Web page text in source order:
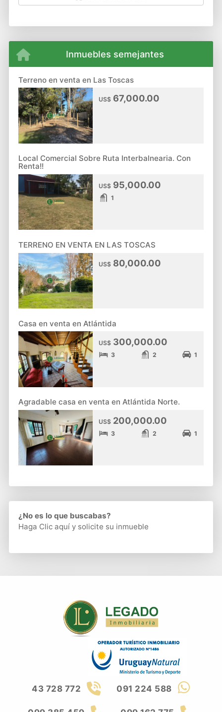
Inmuebles semejantes
Terreno en venta en Las Toscas
US$67,000.00
Local Comercial Sobre Ruta Interbalnearia. Con
Renta!!
US$95,000.00
1
TERRENO EN VENTA EN LAS TOSCAS
US$80,000.00
Casa en venta en Atlántida
US$300,000.00
3 2 1
Agradable casa en venta en Atlántida Norte.
US$200,000.00
3 2 1
¿No es lo que buscabas?
Haga Clic aquíy solicite su inmueble
43 728 772 091 224 588